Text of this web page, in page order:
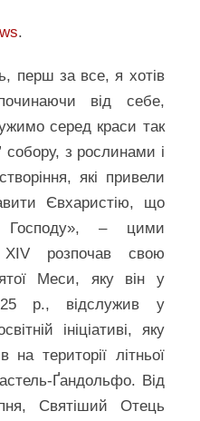
.
перш за все, я хотів
від себе,
серед краси так
собору, з рослинами і
які привели
Євхаристію, що
Господу», – цими
розпочав свою
Меси, яку він у
р., відслужив у
ініціативі, яку
території літньої
Ґандольфо. Від
Святіший Отець